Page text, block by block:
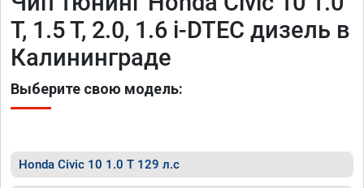
T, 1.5 T, 2.0, 1.6 i-DTEC дизель в
Калининграде
Выберите свою модель:
Honda Civic 10 1.0 T 129 л.с